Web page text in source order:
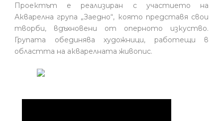
Проектът е реализиран с участието на
Акварелна група „Заедно“, която представя свои
творби, вдъхновени от оперното изкуство.
Групата обединява художници, работещи в
областта на акварелната живопис.